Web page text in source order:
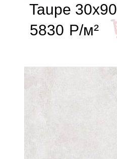
Taupe 30x90
5830 Р/м²